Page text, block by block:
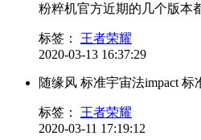
粉粹机官方近期的几个版本
标签：
王者荣耀
2020-03-13 16:37:29
随缘风 标准宇宙法impact 标
标签：
王者荣耀
2020-03-11 17:19:12